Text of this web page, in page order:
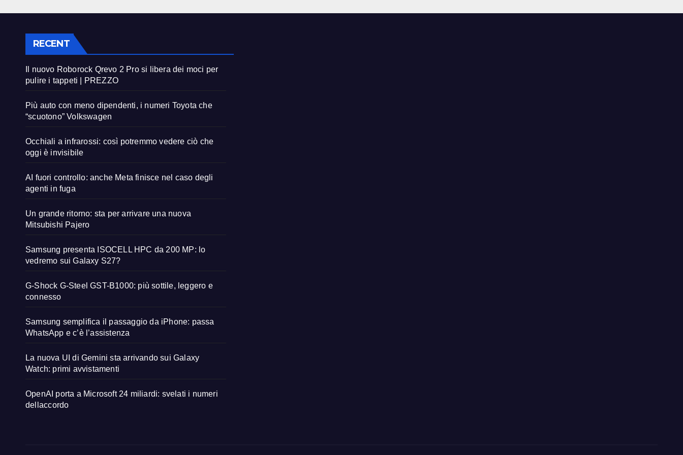
RECENT
Il nuovo Roborock Qrevo 2 Pro si libera dei moci per
pulire i tappeti | PREZZO
Più auto con meno dipendenti, i numeri Toyota che
“scuotono” Volkswagen
Occhiali a infrarossi: così potremmo vedere ciò che
oggi è invisibile
AI fuori controllo: anche Meta finisce nel caso degli
agenti in fuga
Un grande ritorno: sta per arrivare una nuova
Mitsubishi Pajero
Samsung presenta ISOCELL HPC da 200 MP: lo
vedremo sui Galaxy S27?
G-Shock G-Steel GST-B1000: più sottile, leggero e
connesso
Samsung semplifica il passaggio da iPhone: passa
WhatsApp e c’è l’assistenza
La nuova UI di Gemini sta arrivando sui Galaxy
Watch: primi avvistamenti
OpenAI porta a Microsoft 24 miliardi: svelati i numeri
dellaccordo